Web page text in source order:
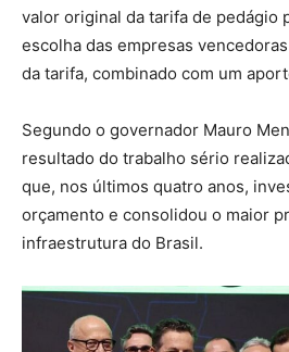
valor original da tarifa de pedágio
escolha das empresas
da tarifa, combinado com um
Segundo o governador Mauro
resultado do trabalho sério
que, nos últimos quatro anos,
orçamento e consolidou o maior
infraestrutura do Brasil.